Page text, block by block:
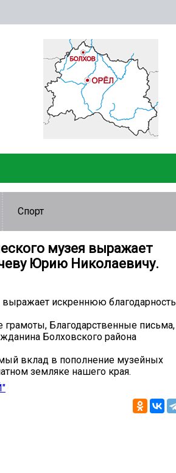
Спорт
музея выражает
Юрию Николаевичу.
искреннюю благодарность
Благодарственные письма,
Болховского района
вклад в пополнение музейных
земляке нашего края.